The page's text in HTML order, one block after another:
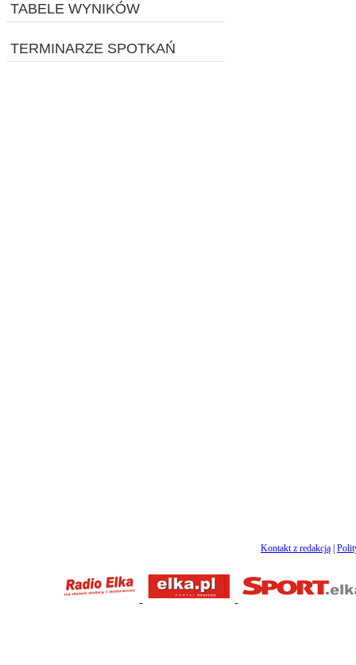
TABELE WYNIKÓW
TERMINARZE SPOTKAŃ
Kontakt z redakcją